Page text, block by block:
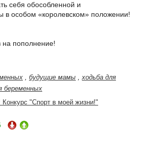
себя обособленной и
в особом «королевском» положении!
пополнение!
, будущие мамы ,ходьба для
беременных
"Спорт в моей жизни!"